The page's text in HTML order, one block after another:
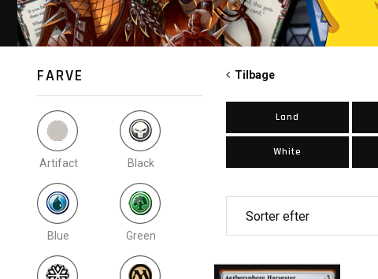
FARVE
Artifact
Blue
Black
Green
Tilbage
Land
White